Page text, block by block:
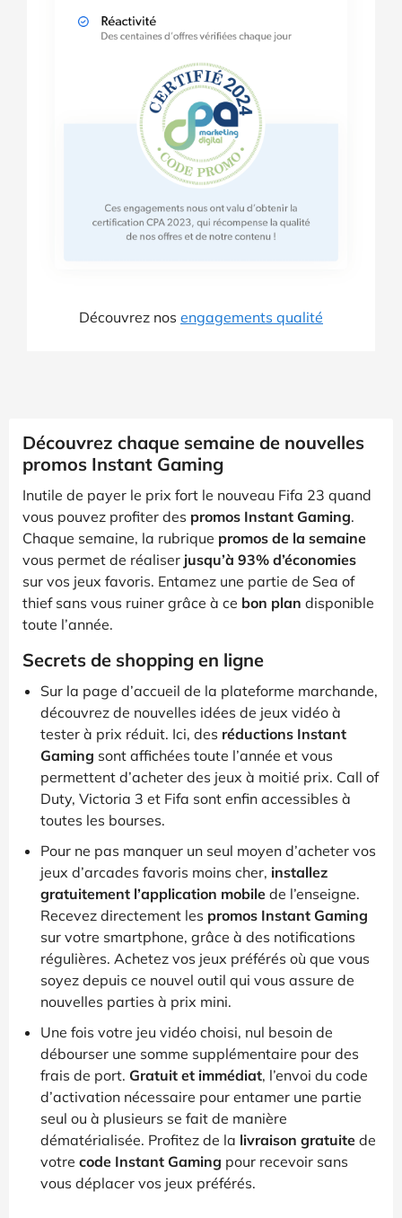
Découvrez nos engagements qualité
Découvrez chaque semaine de nouvelles
promos Instant Gaming
Inutile de payer le prix fort le nouveau Fifa 23 quand
vous pouvez profiter des promos Instant Gaming.
Chaque semaine, la rubrique promos de la semaine
vous permet de réaliser jusqu’à 93% d’économies
sur vos jeux favoris. Entamez une partie de Sea of
thief sans vous ruiner grâce à ce bon plan disponible
toute l’année.
Secrets de shopping en ligne
Sur la page d’accueil de la plateforme marchande,
découvrez de nouvelles idées de jeux vidéo à
tester à prix réduit. Ici, des réductions Instant
Gaming sont affichées toute l’année et vous
permettent d’acheter des jeux à moitié prix. Call of
Duty, Victoria 3 et Fifa sont enfin accessibles à
toutes les bourses.
Pour ne pas manquer un seul moyen d’acheter vos
jeux d’arcades favoris moins cher, installez
gratuitement l’application mobile de l’enseigne.
Recevez directement les promos Instant Gaming
sur votre smartphone, grâce à des notifications
régulières. Achetez vos jeux préférés où que vous
soyez depuis ce nouvel outil qui vous assure de
nouvelles parties à prix mini.
Une fois votre jeu vidéo choisi, nul besoin de
débourser une somme supplémentaire pour des
frais de port. Gratuit et immédiat, l’envoi du code
d’activation nécessaire pour entamer une partie
seul ou à plusieurs se fait de manière
dématérialisée. Profitez de la livraison gratuite de
votre code Instant Gaming pour recevoir sans
vous déplacer vos jeux préférés.